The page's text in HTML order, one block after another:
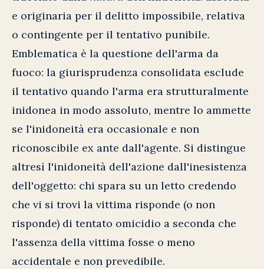
e originaria per il delitto impossibile, relativa
o contingente per il tentativo punibile.
Emblematica è la questione dell'arma da
fuoco: la giurisprudenza consolidata esclude
il tentativo quando l'arma era strutturalmente
inidonea in modo assoluto, mentre lo ammette
se l'inidoneità era occasionale e non
riconoscibile ex ante dall'agente. Si distingue
altresì l'inidoneità dell'azione dall'inesistenza
dell'oggetto: chi spara su un letto credendo
che vi si trovi la vittima risponde (o non
risponde) di tentato omicidio a seconda che
l'assenza della vittima fosse o meno
accidentale e non prevedibile.